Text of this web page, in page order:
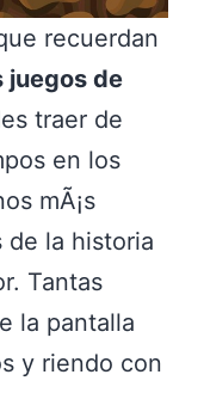
recuerdan
juegos de
traer de
en los
mÃ¡s
de la historia
Tantas
la pantalla
y riendo con